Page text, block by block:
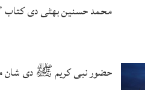
محمد حسنین بھٹی دی کتاب
حضور نبی کریم ﷺ دی شان